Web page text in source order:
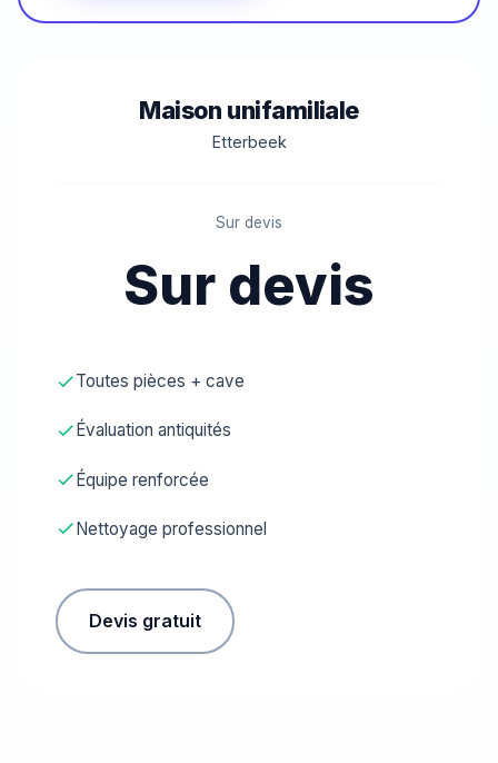
Maison unifamiliale
Etterbeek
Sur devis
Sur devis
Toutes pièces + cave
Évaluation antiquités
Équipe renforcée
Nettoyage professionnel
Devis gratuit